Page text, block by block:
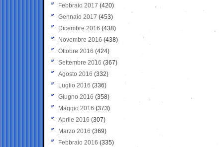
Febbraio 2017 (420)
Gennaio 2017 (453)
Dicembre 2016 (438)
Novembre 2016 (438)
Ottobre 2016 (424)
Settembre 2016 (367)
Agosto 2016 (332)
Luglio 2016 (336)
Giugno 2016 (358)
Maggio 2016 (373)
Aprile 2016 (307)
Marzo 2016 (369)
Febbraio 2016 (335)